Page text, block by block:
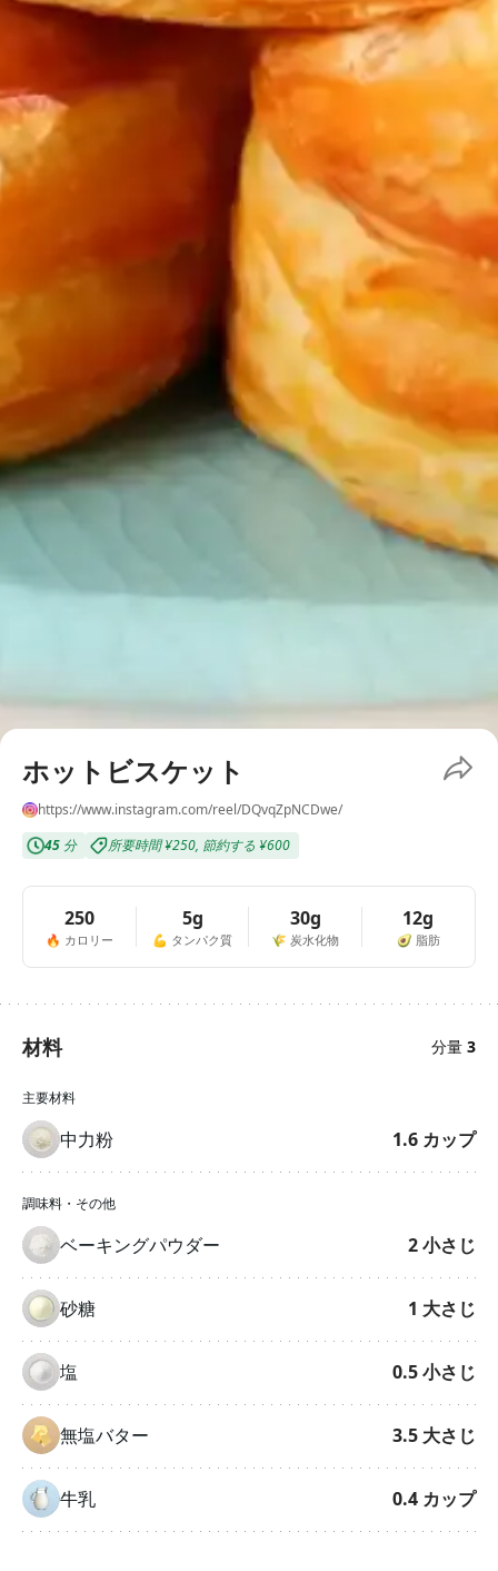
ホットビスケット
https://www.instagram.com/reel/DQvqZpNCDwe/
45 分 所要時間¥250, 節約する ¥600
250
🔥 カロリー
5g
💪 タンパク質
30g
🌾 炭水化物
12g
🥑 脂肪
材料 分量 3
主要材料
中力粉 1.6 カップ
調味料・その他
ベーキングパウダー 2小さじ
砂糖 1 大さじ
塩 0.5小さじ
無塩バター 3.5 大さじ
牛乳 0.4 カップ